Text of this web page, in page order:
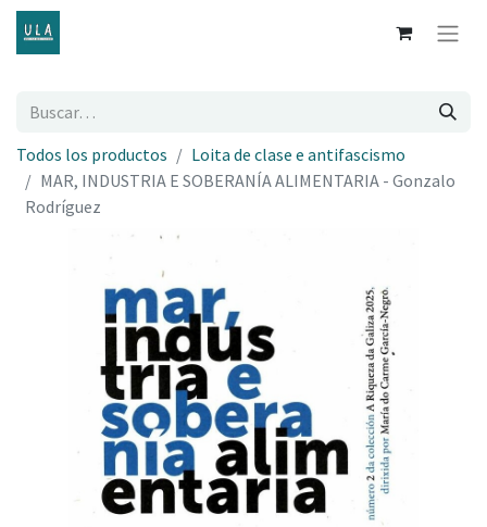
Todos los productos
Loita de clase e antifascismo
MAR, INDUSTRIA E SOBERANÍA ALIMENTARIA - Gonzalo
Rodríguez